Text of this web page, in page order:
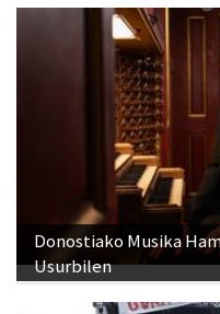
Donostiako Musika
Usurbilen